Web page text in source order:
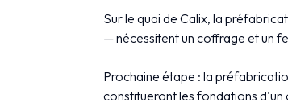
Sur le quai de Calix, la
— nécessitent un coffrage et un
Prochaine étape : la
constitueront les fondations